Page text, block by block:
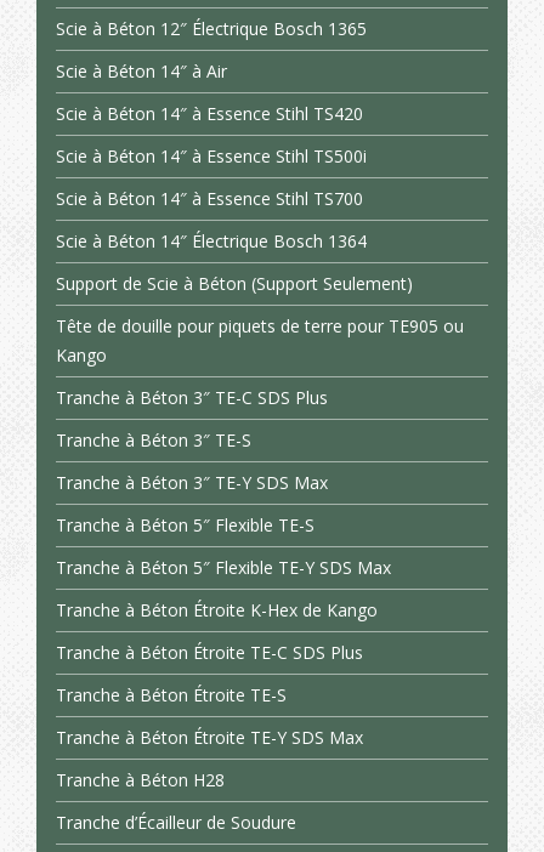
Scie à Béton 12″ Électrique Bosch 1365
Scie à Béton 14″ à Air
Scie à Béton 14″ à Essence Stihl TS420
Scie à Béton 14″ à Essence Stihl TS500i
Scie à Béton 14″ à Essence Stihl TS700
Scie à Béton 14″ Électrique Bosch 1364
Support de Scie à Béton (Support Seulement)
Tête de douille pour piquets de terre pour TE905 ou
Kango
Tranche à Béton 3″ TE-C SDS Plus
Tranche à Béton 3″ TE-S
Tranche à Béton 3″ TE-Y SDS Max
Tranche à Béton 5″ Flexible TE-S
Tranche à Béton 5″ Flexible TE-Y SDS Max
Tranche à Béton Étroite K-Hex de Kango
Tranche à Béton Étroite TE-C SDS Plus
Tranche à Béton Étroite TE-S
Tranche à Béton Étroite TE-Y SDS Max
Tranche à Béton H28
Tranche d’Écailleur de Soudure